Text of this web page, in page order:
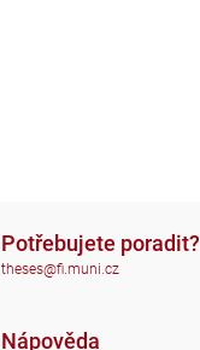
Potřebujete poradit?
theses@fi.muni.cz
Nápověda